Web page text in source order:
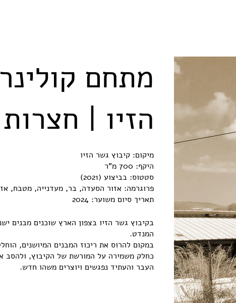
מתחם
הזיו |
מיקום: קיבוץ גשר הזיו
היקף: 700 מ"ר
סטטוס: בביצוע (2021)
פרוגרמה: אזור הסעדה, בר, מעדנייה, מטבח,
תאריך סיום משוער: 2024
בקיבוץ גשר הזיו בצפון הארץ שוכנים מבנים
המנדט.
במקום להרוס את ריכוז המבנים המיושנים,
כחלק משמירה על המורשת של הקיבוץ, ולהסב
העבר והעתיד נפגשים ויוצרים משהו חדש.